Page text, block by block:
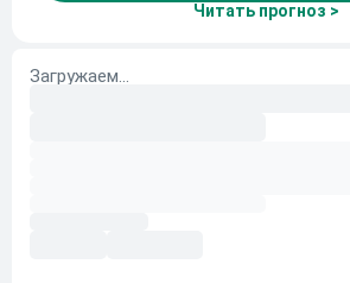
Читать прогноз >